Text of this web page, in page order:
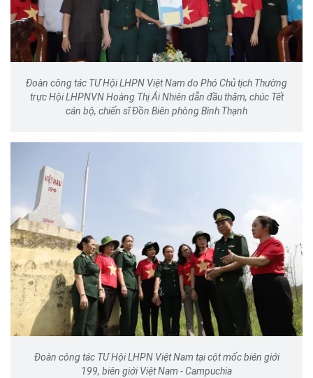
Đoàn công tác TƯ Hội LHPN Việt Nam do Phó Chủ tịch Thường
trực Hội LHPNVN Hoàng Thị Ái Nhiên dẫn đầu thăm, chúc Tết
cán bộ, chiến sĩ Đồn Biên phòng Bình Thạnh
Đoàn công tác TƯ Hội LHPN Việt Nam tại cột mốc biên giới
199, biên giới Việt Nam - Campuchia